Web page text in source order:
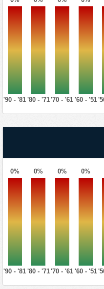
81' - 90' 71' - 80' 61' - 70' 51' - 60'
0% 0% 0% 0%
81' - 90' 71' - 80' 61' - 70' 51' - 60'